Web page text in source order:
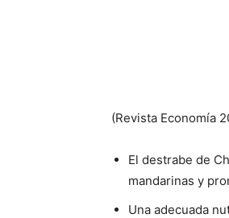
(Revista Economía
El destrabe de
mandarinas y
Una adecuada